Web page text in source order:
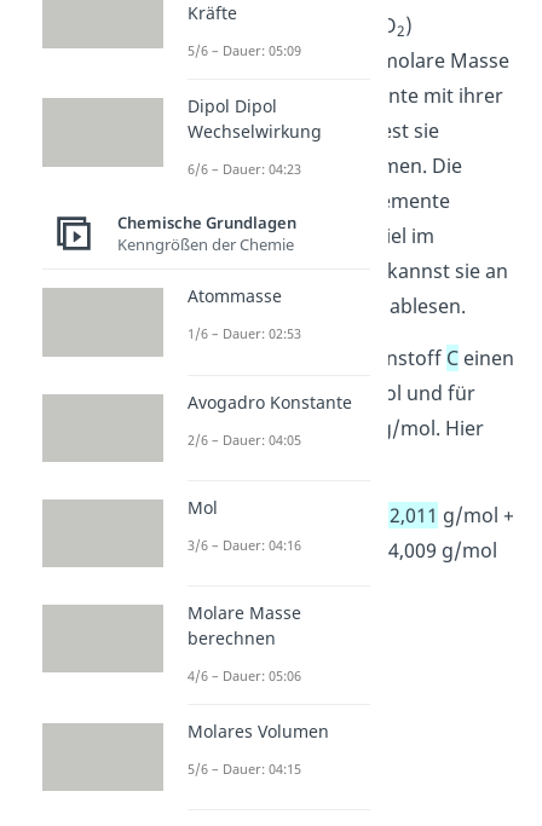
Kohlenstoffdioxid (CO2)
multiplizierst du die molare Masse
der beteiligten Elemente mit ihrer
Indexzahl und rechnest sie
anschließend zusammen. Die
molare Masse der Elemente
findest du zum Beispiel im
. Du kannst sie an
der Zahloben rechts
ablesen.
Du erhältst für Kohlenstoff Ceinen
Wert von 12,011 g/mol und für
Sauerstoff
15,999 g/mol. Hier
1 •
12,011 g/mol +
2 •15,999g/mol = 44,009 g/mol
Kräfte
5/6 – Dauer: 05:09
Dipol Dipol
Wechselwirkung
6/6 – Dauer: 04:23
Chemische Grundlagen
Kenngrößen der Chemie
Atommasse
1/6 – Dauer: 02:53
Avogadro Konstante
2/6 – Dauer: 04:05
Mol
3/6 – Dauer: 04:16
Molare Masse
berechnen
4/6 – Dauer: 05:06
Molares Volumen
5/6 – Dauer: 04:15